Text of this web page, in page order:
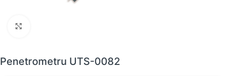
Penetrometru UTS-0082